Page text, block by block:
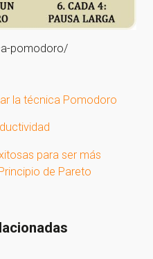
pomodoro/
la técnica Pomodoro
para ser más
de Pareto